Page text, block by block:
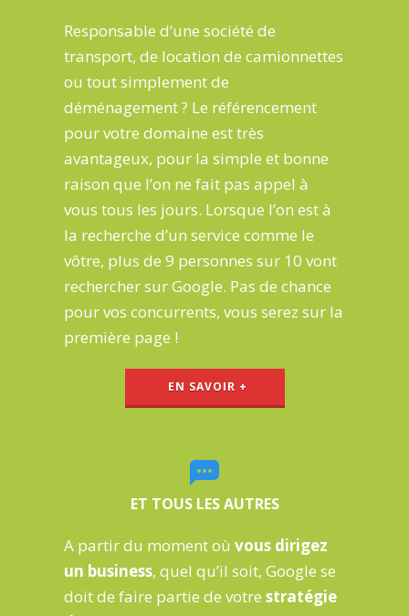
Responsable d’une société de
transport, de location de camionnettes
ou tout simplement de
déménagement? Le référencement
pour votre domaine esttrès
avantageux, pour la simple et bonne
raison que l’on ne fait pas appel à
vous tous les jours. Lorsque l’on est à
la recherche d’un service comme le
vôtre, plus de 9 personnes sur 10 vont
rechercher sur Google. Pas de chance
pour vos concurrents, vous serez sur la
première page !
EN SAVOIR +
ET TOUS LES AUTRES
A partir du moment où vous dirigez
un business, quel qu’il soit, Google se
doit de faire partie de votre stratégie